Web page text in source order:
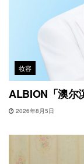
妆容
ALBION「澳尔
2026年8月5日